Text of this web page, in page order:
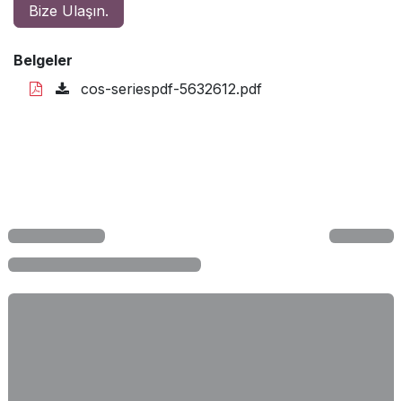
Bize Ulaşın.
Belgeler
cos-seriespdf-5632612.pdf